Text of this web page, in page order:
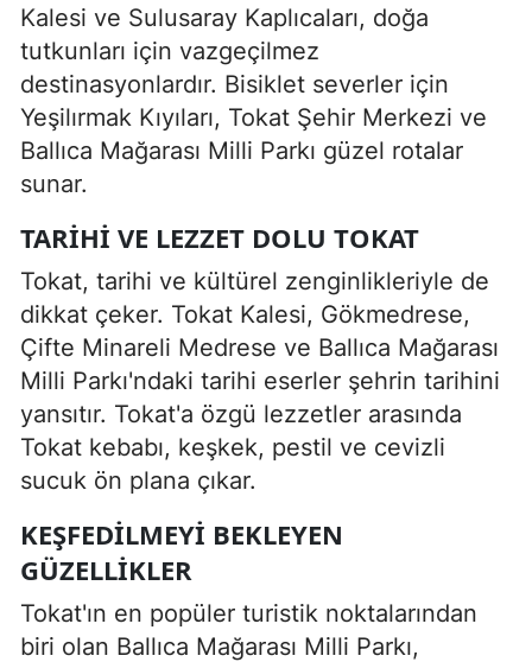
Kalesi ve Sulusaray Kaplıcaları, doğa
tutkunları için vazgeçilmez
destinasyonlardır. Bisiklet severler için
Yeşilırmak Kıyıları, Tokat Şehir Merkezi ve
Ballıca Mağarası Milli Parkı güzel rotalar
sunar.
TARIHI VE LEZZET DOLU TOKAT
Tokat, tarihi ve kültürel zenginlikleriyle de
dikkat çeker. Tokat Kalesi, Gökmedrese,
Çifte Minareli Medrese ve Ballıca Mağarası
Milli Parkı'ndaki tarihi eserler şehrin tarihini
yansıtır. Tokat'a özgü lezzetler arasında
Tokat kebabı, keşkek, pestil ve cevizli
sucuk ön plana çıkar.
KEŞFEDILMEYI BEKLEYEN
GÜZELLIKLER
Tokat'ın en popüler turistik noktalarından
biri olan Ballıca Mağarası Milli Parkı,